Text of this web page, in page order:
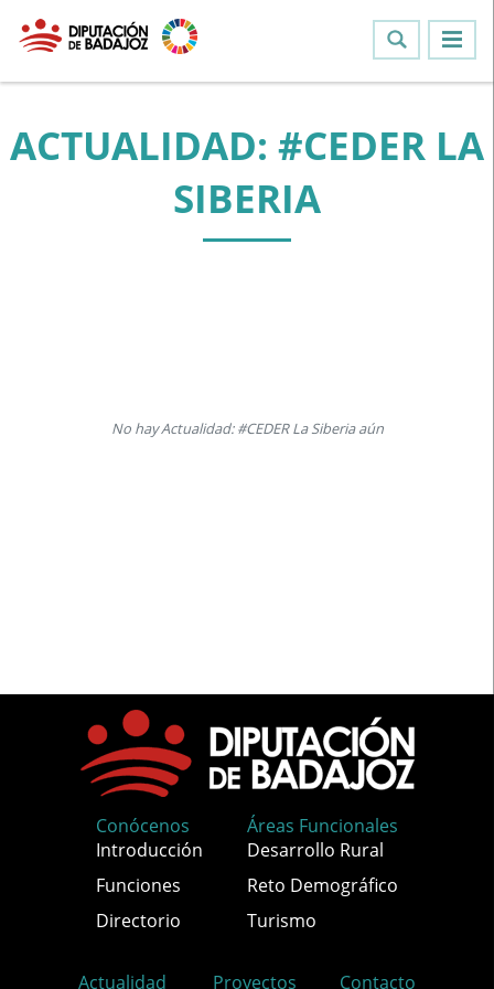
ACTUALIDAD: #CEDER LA
SIBERIA
No hay Actualidad: #CEDER La Siberia aún
Conócenos
Introducción
Funciones
Directorio
Áreas Funcionales
Desarrollo Rural
Reto Demográfico
Turismo
Actualidad Proyectos Contacto